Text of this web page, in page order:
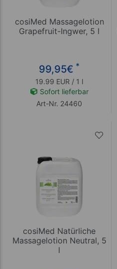
cosiMed Massagelotion
Grapefruit-Ingwer, 5 l
99,95€ *
19.99 EUR / 1 l
Sofort lieferbar
Art-Nr. 24460
cosiMed Natürliche
Massagelotion Neutral, 5
l